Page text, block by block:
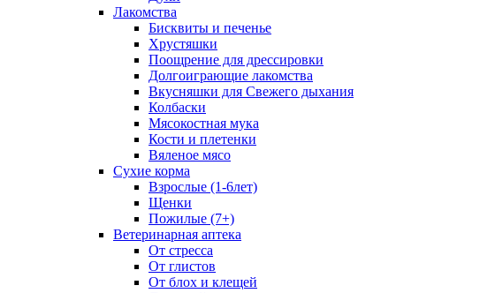
Лакомства
Бисквиты и печенье
Хрустяшки
Поощрение для дрессировки
Долгоиграющие лакомства
Вкусняшки для Свежего дыхания
Колбаски
Мясокостная мука
Кости и плетенки
Вяленое мясо
Сухие корма
Взрослые (1-6лет)
Щенки
Пожилые (7+)
Ветеринарная аптека
От стресса
От глистов
От блох и клещей